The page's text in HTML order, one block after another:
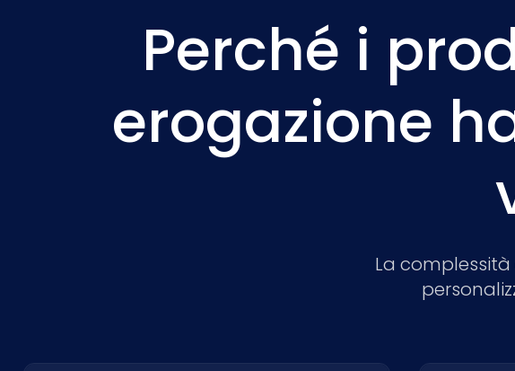
Perché i
erogazione
La